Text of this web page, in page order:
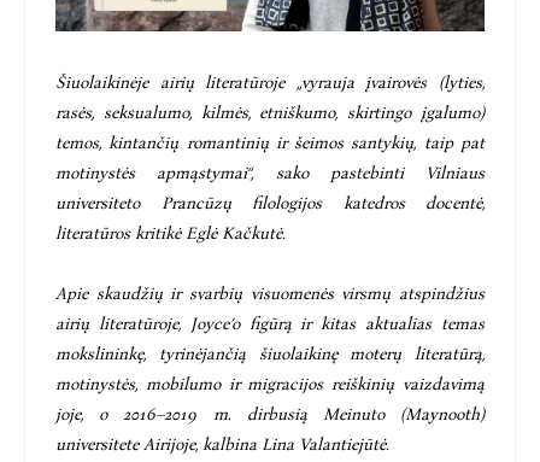
Šiuolaikinėje airių literatūroje „vyrauja įvairovės (lyties,
rasės, seksualumo, kilmės, etniškumo, skirtingo įgalumo)
temos, kintančių romantinių ir šeimos santykių, taip pat
motinystės apmąstymai“, sako pastebinti Vilniaus
universiteto Prancūzų filologijos katedros docentė,
literatūros kritikė Eglė Kačkutė.
Apie skaudžių ir svarbių visuomenės virsmų atspindžius
airių literatūroje, Joyce’o figūrą ir kitas aktualias temas
mokslininkę, tyrinėjančią šiuolaikinę moterų literatūrą,
motinystės, mobilumo ir migracijos reiškinių vaizdavimą
joje, o 2016–2019 m. dirbusią Meinuto (Maynooth)
universitete Airijoje, kalbina Lina Valantiejūtė.